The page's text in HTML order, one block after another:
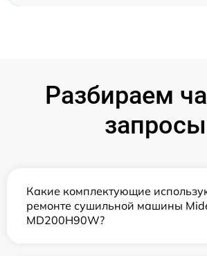
Разбираем
запросы
Какие комплектующие
ремонте сушильной машины
MD200H90W?